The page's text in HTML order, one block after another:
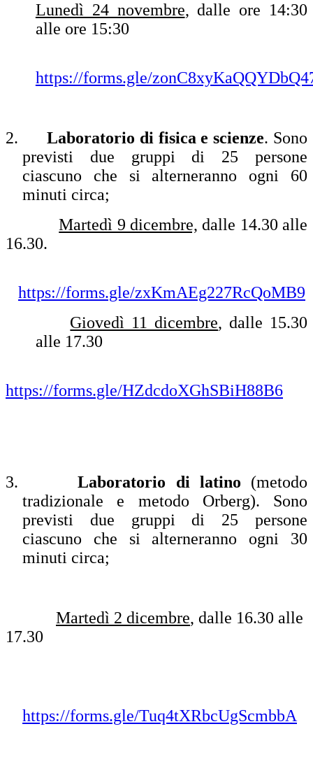
Lunedì 24 novembre, dalle ore 14:30
alle ore 15:30
https://forms.gle/
2. Laboratorio di fisica e scienze. Sono
previsti due gruppi di 25 persone
ciascuno che si alterneranno ogni 60
minuti circa;
Martedì 9 dicembre, dalle 14.30 alle
16.30.
https://forms.gle/zxKmAEg227RcQoMB9
Giovedì 11 dicembre, dalle 15.30
alle 17.30
https://forms.gle/HZdcdoXGhSBiH88B6
3. Laboratorio di latino (metodo
tradizionale e metodo Orberg). Sono
previsti due gruppi di 25 persone
ciascuno che si alterneranno ogni 30
minuti circa;
Martedì 2 dicembre, dalle 16.30 alle
17.30
https://forms.gle/Tuq4tXRbcUgScmbbA